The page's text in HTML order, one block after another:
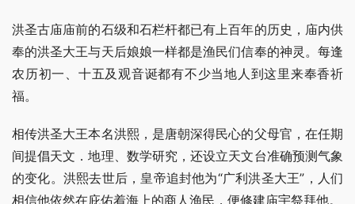
洪圣古庙庙前的石级和石栏杆都已有上百年的历史，庙内供
奉的洪圣大王与天后娘娘一样都是渔民们信奉的神灵。每逢
农历初一、十五及观音诞都有不少当地人到这里来奉香祈
福。
相传洪圣大王本名洪熙，是唐朝深得民心的父母官，在任期
间提倡天文．地理、数学研究，还设立天文台准确预测气象
的变化。洪熙去世后，皇帝追封他为“广利洪圣大王”，人们
相信他依然在庇佑着海上的商人渔民，便修建庙宇祭拜他。